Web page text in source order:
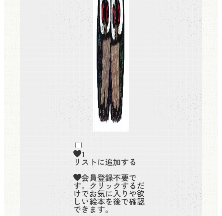
1
リストに追加する
会員登録不要で
す。クリックするだ
けでお気に入りや欲
しい絵本を後で確認
できます。